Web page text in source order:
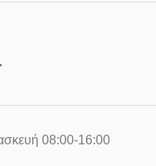
08:00-16:00